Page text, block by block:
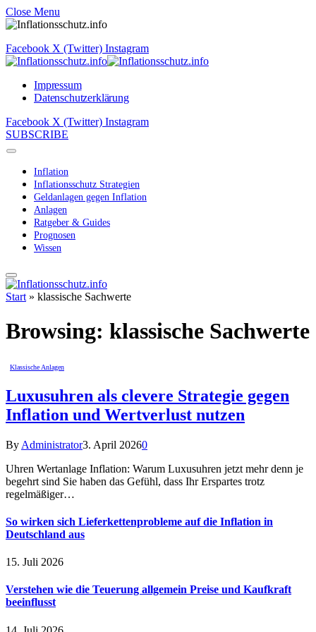
Close Menu
Facebook X (Twitter) Instagram
Impressum
Datenschutzerklärung
Facebook X (Twitter) Instagram
SUBSCRIBE
Inflation
Inflationsschutz Strategien
Geldanlagen gegen Inflation
Anlagen
Ratgeber & Guides
Prognosen
Wissen
Start » klassische Sachwerte
Browsing: klassische Sachwerte
Klassische Anlagen
Luxusuhren als clevere Strategie gegen
Inflation und Wertverlust nutzen
By Administrator3. April 20260
Uhren Wertanlage Inflation: Warum Luxusuhren jetzt mehr denn je
begehrt sind Sie haben das Gefühl, dass Ihr Erspartes trotz
regelmäßiger…
So wirken sich Lieferkettenprobleme auf die Inflation in
Deutschland aus
15. Juli 2026
Verstehen wie die Teuerung allgemein Preise und Kaufkraft
beeinflusst